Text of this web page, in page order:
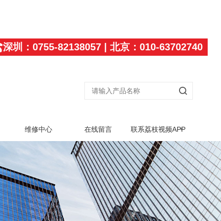
深圳：0755-82138057 | 北京：010-63702740
维修中心 在线留言 联系荔枝视频APP
黄